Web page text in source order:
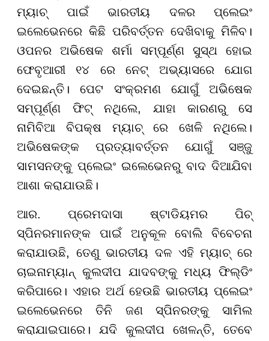
ମ୍ୟାଚ୍ ପାଇଁ ଭାରତୀୟ ଦଳର ପ୍ଲେଇଂ
ଇଲେଭେନରେ କିଛି ପରିବର୍ତ୍ତନ ଦେଖିବାକୁ ମିଳିବ।
ଓପନର ଅଭିଷେକ ଶର୍ମା ସମ୍ପୂର୍ଣ୍ଣ ସୁସ୍ଥ ହୋଇ
ଫେବୃଆରୀ ୧୪ ରେ ନେଟ୍ ଅଭ୍ୟାସରେ ଯୋଗ
ଦେଇଛନ୍ତି। ପେଟ ସଂକ୍ରମଣ ଯୋଗୁଁ ଅଭିଷେକ
ସମ୍ପୂର୍ଣ୍ଣ ଫିଟ୍ ନଥିଲେ, ଯାହା କାରଣରୁ ସେ
ନାମିବିଆ ବିପକ୍ଷ ମ୍ୟାଚ୍ ରେ ଖେଳି ନଥିଲେ।
ଅଭିଷେକଙ୍କ ପ୍ରତ୍ୟାବର୍ତ୍ତନ ଯୋଗୁଁ ସଞ୍ଜୁ
ସାମସନଙ୍କୁ ପ୍ଲେଇଂ ଇଲେଭେନରୁ ବାଦ ଦିଆଯିବା
ଆଶା କରାଯାଉଛି।
ଆର. ପ୍ରେମଦାସା ଷ୍ଟାଡିୟମର ପିଚ୍
ସ୍ପିନରମାନଙ୍କ ପାଇଁ ଅନୁକୂଳ ବୋଲି ବିବେଚନା
କରାଯାଉଛି, ତେଣୁ ଭାରତୀୟ ଦଳ ଏହି ମ୍ୟାଚ୍ ରେ
ଚାଇନାମ୍ୟାନ୍ କୁଲଦୀପ ଯାଦବଙ୍କୁ ମଧ୍ୟ ଫିଲ୍ଡିଂ
କରିପାରେ। ଏହାର ଅର୍ଥ ହେଉଛି ଭାରତୀୟ ପ୍ଲେଇଂ
ଇଲେଭେନରେ ତିନି ଜଣ ସ୍ପିନରଙ୍କୁ ସାମିଲ
କରାଯାଇପାରେ। ଯଦି କୁଲଦୀପ ଖେଳନ୍ତି, ତେବେ